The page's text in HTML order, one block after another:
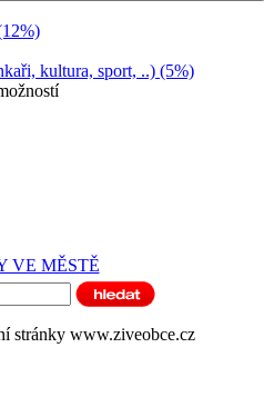
kultura, sport, ..) (5%)
VE MĚSTĚ
stránky www.ziveobce.cz